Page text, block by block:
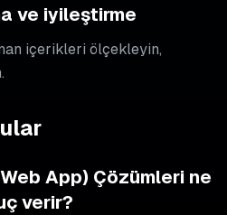
ve iyileştirme
içerikleri ölçekleyin,
App) Çözümleri ne
verir?